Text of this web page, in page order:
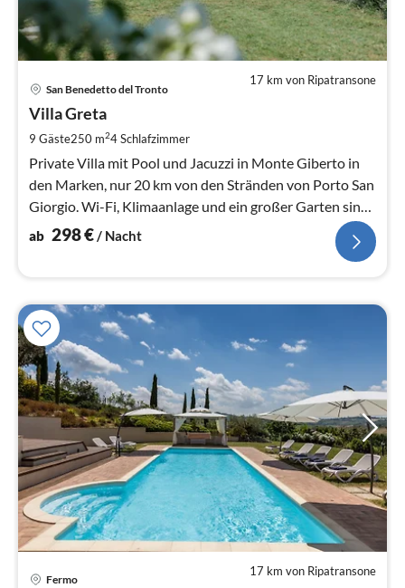
17 km von Ripatransone
San Benedetto del Tronto
Villa Greta
9 Gäste250 m24Schlafzimmer
Private Villa mit Pool und Jacuzzi in Monte Giberto in
den Marken, nur 20 km von den Stränden von Porto San
Giorgio. Wi-Fi, Klimaanlage und ein großer Garten sind
vorhanden.
ab 298€/ Nacht
17 km von Ripatransone
Fermo